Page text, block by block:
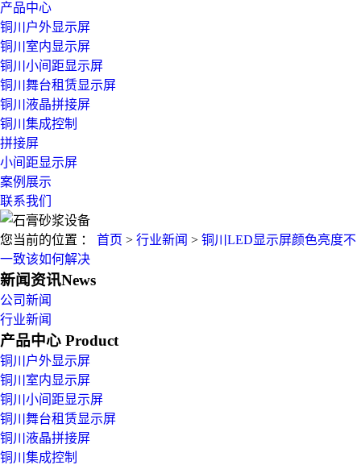
产品中心
铜川户外显示屏
铜川室内显示屏
铜川小间距显示屏
铜川舞台租赁显示屏
铜川液晶拼接屏
铜川集成控制
拼接屏
小间距显示屏
案例展示
联系我们
您当前的位置 ： 首页 > 行业新闻 > 铜川LED显示屏颜色亮度不
一致该如何解决
新闻资讯News
公司新闻
行业新闻
产品中心 Product
铜川户外显示屏
铜川室内显示屏
铜川小间距显示屏
铜川舞台租赁显示屏
铜川液晶拼接屏
铜川集成控制